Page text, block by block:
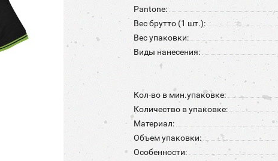
Pantone:
Вес брутто (1 шт.):
Вес упаковки:
Виды нанесения:
Кол-во в мин.упаковке:
Количество в упаковке:
Материал:
Объем упаковки:
Особенности: